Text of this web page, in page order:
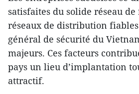
satisfaites du solide réseau
réseaux de distribution
général de sécurité du
majeurs. Ces facteurs
pays un lieu d’implantation
attractif.